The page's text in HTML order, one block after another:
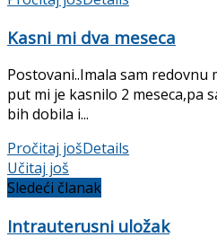
Kasni mi dva meseca
Postovani..Imala sam
put mi je kasnilo 2 meseca,pa
bih dobila i...
Pročitaj jošDetails
Učitaj još
Sledeći članak
Intrauterusni uložak